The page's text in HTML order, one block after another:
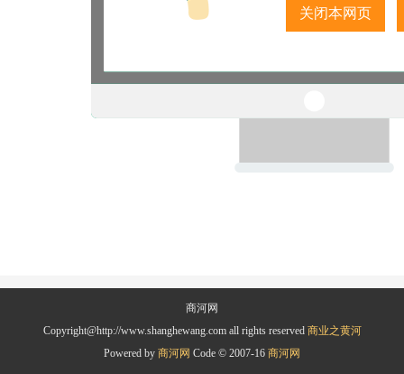
关闭本网页
商河网
Copyright@http://www.shanghewang.com all rights reserved 商业之黄河
Powered by 商河网 Code © 2007-16 商河网